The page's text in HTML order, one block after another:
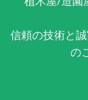
信頼の技術と
の